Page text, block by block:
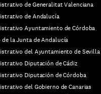
de Generalitat Valenciana
de Andalucía
Ayuntamiento de Córdoba
la Junta de Andalucía
del Ayuntamiento de Sevilla
Diputación de Cádiz
Diputación de Córdoba
del Gobierno de Canarias